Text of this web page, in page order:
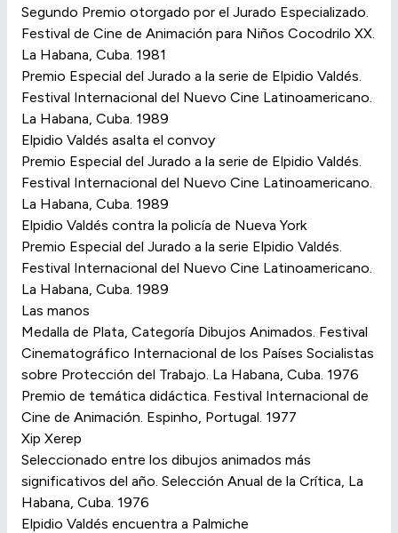
Segundo Premio otorgado por el Jurado Especializado.
Festival de Cine de Animación para Niños Cocodrilo XX.
La Habana, Cuba. 1981
Premio Especial del Jurado a la serie de Elpidio Valdés.
Festival Internacional del Nuevo Cine Latinoamericano.
La Habana, Cuba. 1989
Elpidio Valdés asalta el convoy
Premio Especial del Jurado a la serie de Elpidio Valdés.
Festival Internacional del Nuevo Cine Latinoamericano.
La Habana, Cuba. 1989
Elpidio Valdés contra la policía de Nueva York
Premio Especial del Jurado a la serie Elpidio Valdés.
Festival Internacional del Nuevo Cine Latinoamericano.
La Habana, Cuba. 1989
Las manos
Medalla de Plata, Categoría Dibujos Animados. Festival
Cinematográfico Internacional de los Países Socialistas
sobre Protección del Trabajo. La Habana, Cuba. 1976
Premio de temática didáctica. Festival Internacional de
Cine de Animación. Espinho, Portugal. 1977
Xip Xerep
Seleccionado entre los dibujos animados más
significativos del año. Selección Anual de la Crítica, La
Habana, Cuba. 1976
Elpidio Valdés encuentra a Palmiche